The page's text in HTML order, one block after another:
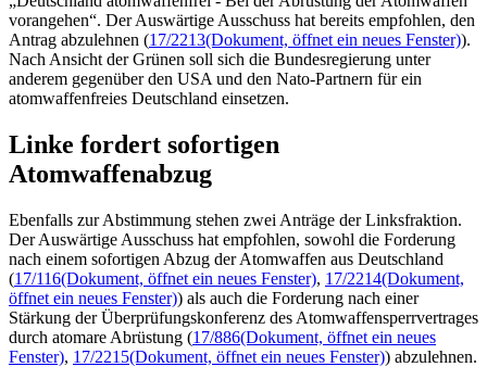
vorangehen“. Der Auswärtige Ausschuss hat bereits empfohlen, den
Antrag abzulehnen (17/2213(Dokument, öffnet ein neues Fenster)).
Nach Ansicht der Grünen soll sich die Bundesregierung unter
anderem gegenüber den USA und den Nato-Partnern für ein
atomwaffenfreies Deutschland einsetzen.
Linke fordert sofortigen
Atomwaffenabzug
Ebenfalls zur Abstimmung stehen zwei Anträge der Linksfraktion.
Der Auswärtige Ausschuss hat empfohlen, sowohl die Forderung
nach einem sofortigen Abzug der Atomwaffen aus Deutschland
(17/116(Dokument, öffnet ein neues Fenster), 17/2214(Dokument,
öffnet ein neues Fenster)) als auch die Forderung nach einer
Stärkung der Überprüfungskonferenz des Atomwaffensperrvertrages
durch atomare Abrüstung (17/886(Dokument, öffnet ein neues
Fenster), 17/2215(Dokument, öffnet ein neues Fenster)) abzulehnen.